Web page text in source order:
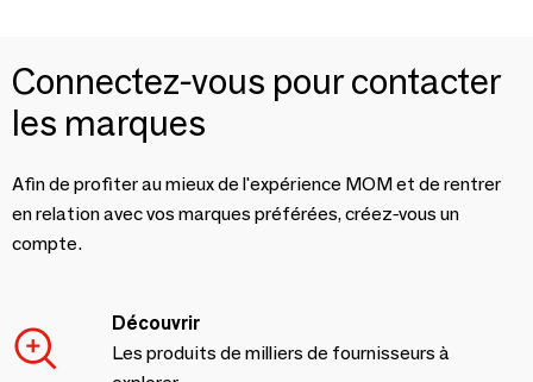
Connectez-vous pour contacter
les marques
Afin de profiter au mieux de l'expérience MOM et de rentrer
en relation avec vos marques préférées, créez-vous un
compte.
Découvrir
Les produits de milliers de fournisseurs à